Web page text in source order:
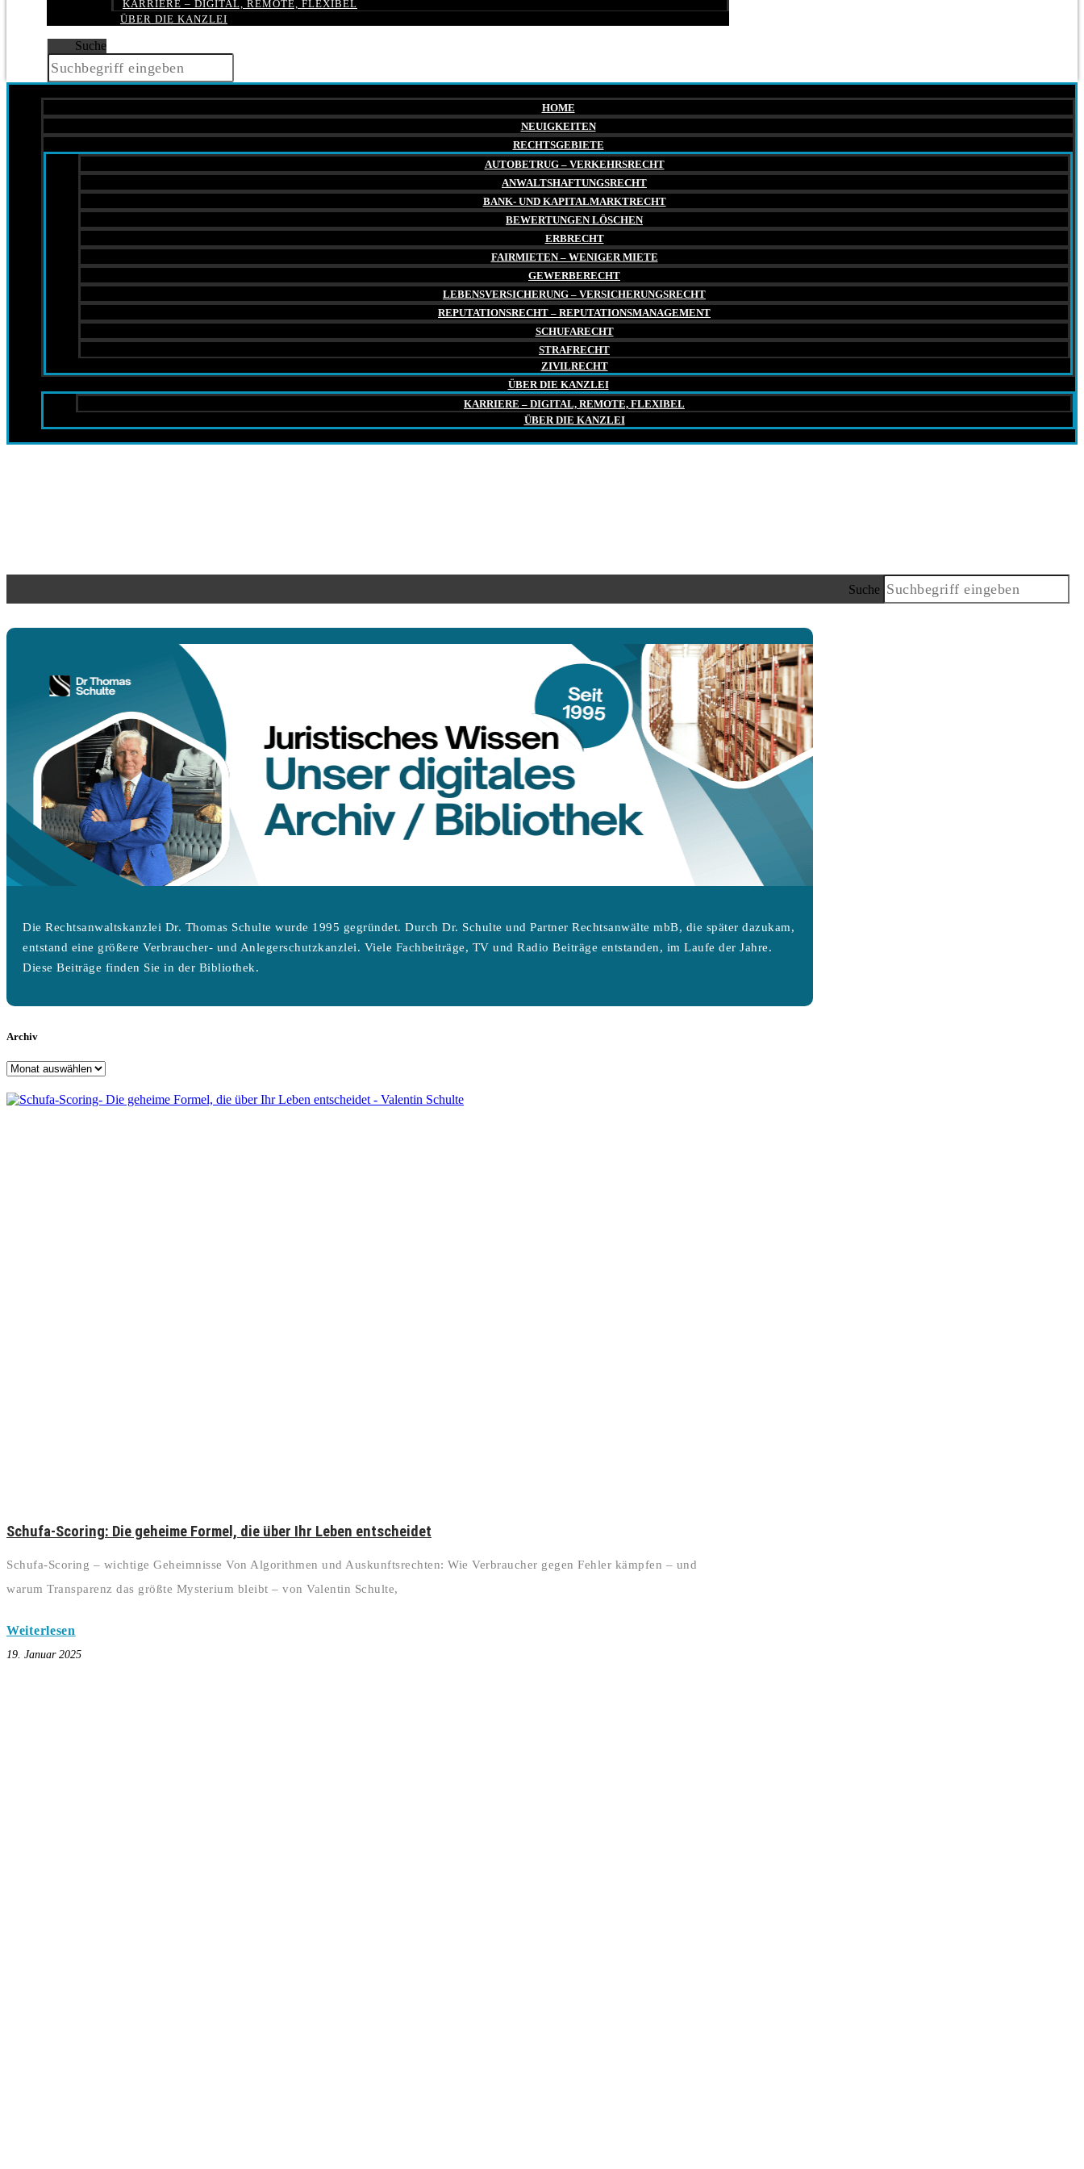
KARRIERE – DIGITAL, REMOTE, FLEXIBEL
ÜBER DIE KANZLEI
Suche
HOME
NEUIGKEITEN
RECHTSGEBIETE
AUTOBETRUG – VERKEHRSRECHT
ANWALTSHAFTUNGSRECHT
BANK- UND KAPITALMARKTRECHT
BEWERTUNGEN LÖSCHEN
ERBRECHT
FAIRMIETEN – WENIGER MIETE
GEWERBERECHT
LEBENSVERSICHERUNG – VERSICHERUNGSRECHT
REPUTATIONSRECHT – REPUTATIONSMANAGEMENT
SCHUFARECHT
STRAFRECHT
ZIVILRECHT
ÜBER DIE KANZLEI
KARRIERE – DIGITAL, REMOTE, FLEXIBEL
ÜBER DIE KANZLEI
Suche
Die Rechtsanwaltskanzlei Dr. Thomas Schulte wurde 1995 gegründet. Durch Dr. Schulte und Partner Rechtsanwälte mbB, die später dazukam,
entstand eine größere Verbraucher- und Anlegerschutzkanzlei. Viele Fachbeiträge, TV und Radio Beiträge entstanden, im Laufe der Jahre.
Diese Beiträge finden Sie in der Bibliothek.
Archiv
Archiv
Schufa-Scoring: Die geheime Formel, die über Ihr Leben entscheidet
Schufa-Scoring – wichtige Geheimnisse Von Algorithmen und Auskunftsrechten: Wie Verbraucher gegen Fehler kämpfen – und
warum Transparenz das größte Mysterium bleibt – von Valentin Schulte,
Weiterlesen
19. Januar 2025